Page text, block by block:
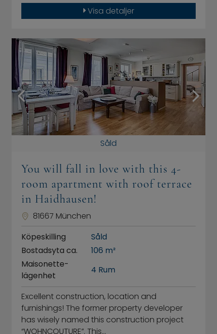
Visa detaljer
Såld
You will fall in love with this 4-
room apartment with roof terrace
in Haidhausen!
81667 München
Köpeskilling
Såld
Bostadsyta ca.
106 m²
Maisonette-
lägenhet
4 Rum
Excellent construction, location and
furnishings! The former property developer
has wisely named this construction project
“WOHNCOUTURE”. This…